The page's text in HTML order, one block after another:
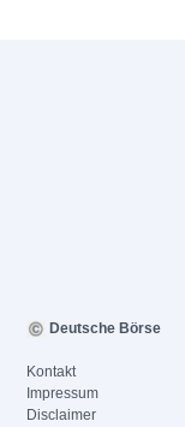
Deutsche Börse
Kontakt
Impressum
Disclaimer